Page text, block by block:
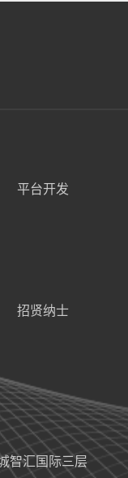
平台开发
招贤纳士
智汇国际三层